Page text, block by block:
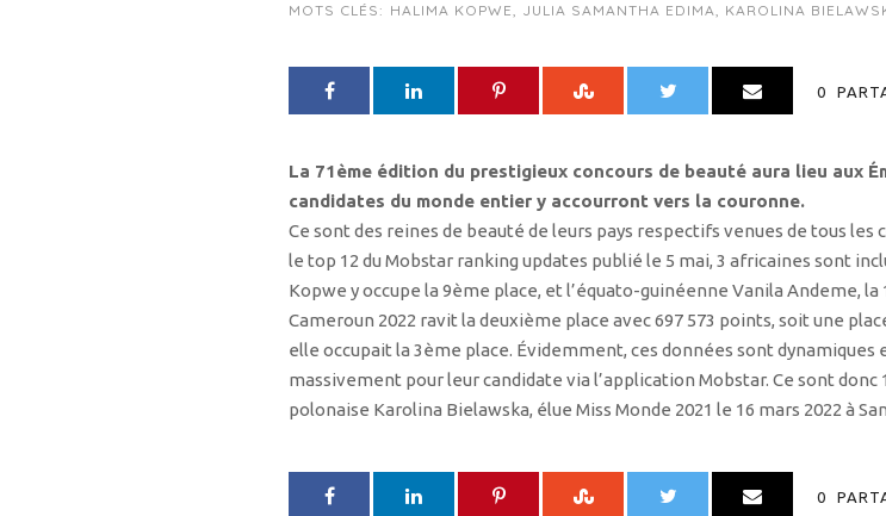
MOTS CLÉS: HALIMA KOPWE, JULIA SAMANTHA EDIMA, KAROLINA
0
La 71ème édition du prestigieux concours de beauté aura lieu aux
candidates du monde entier y accourront vers la couronne.
Ce sont des reines de beauté de leurs pays respectifs venues de tous
le top 12 du Mobstar ranking updates publié le 5 mai, 3 africaines sont
Kopwe y occupe la 9ème place, et l’équato-guinéenne Vanila Andeme,
Cameroun 2022 ravit la deuxième place avec 697 573 points, soit une
elle occupait la 3ème place. Évidemment, ces données sont
massivement pour leur candidate via l’application Mobstar. Ce sont donc
polonaise Karolina Bielawska, élue Miss Monde 2021 le 16 mars 2022 à
0